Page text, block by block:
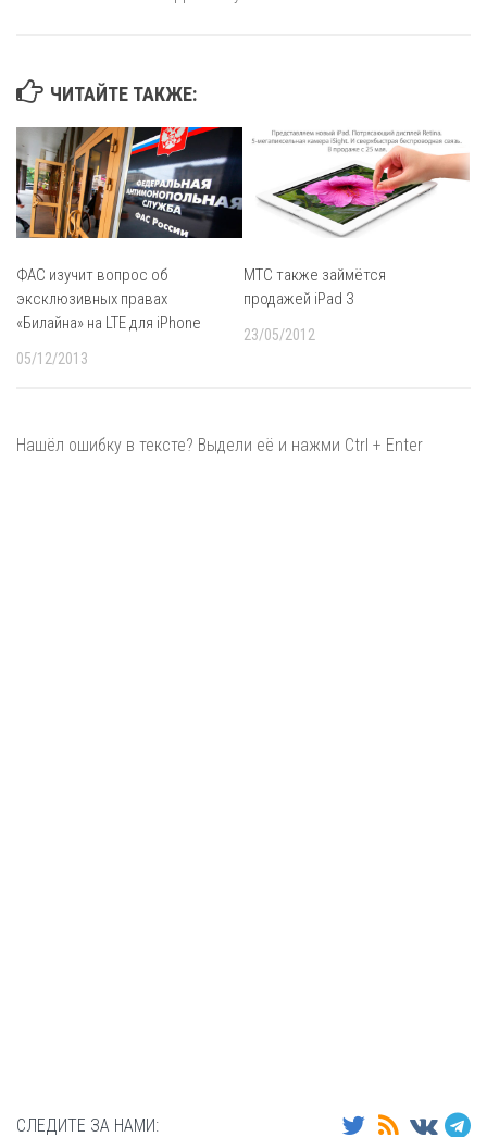
ЧИТАЙТЕ ТАКЖЕ:
ФАС изучит вопрос об
эксклюзивных правах
«Билайна» на LTE для iPhone
05/12/2013
МТС также займётся
продажей iPad 3
23/05/2012
Нашёл ошибку в тексте? Выдели её и нажми Ctrl + Enter
СЛЕДИТЕ ЗА НАМИ: